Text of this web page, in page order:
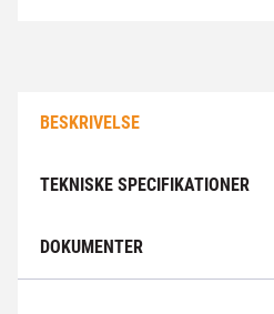
BESKRIVELSE
TEKNISKE SPECIFIKATIONER
DOKUMENTER